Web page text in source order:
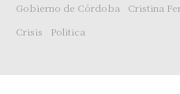
Gobierno de Córdoba
Cristina
Crisis
Politica